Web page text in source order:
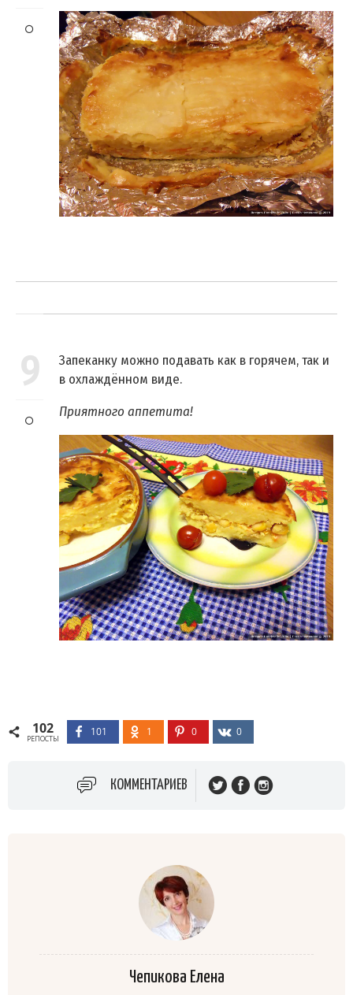
9
Запеканку можно подавать как в горячем, так и
в охлаждённом виде.
Приятного аппетита!
102
РЕПОСТЫ
101 1 0 0
КОММЕНТАРИЕВ
Чепикова Елена